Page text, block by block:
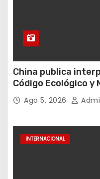
China publica
Código Ecológico y
Ago 5, 2026
INTERNACIONAL